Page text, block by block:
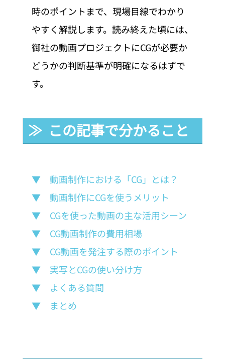
時のポイントまで、現場目線でわかり
やすく解説します。読み終えた頃には、
御社の動画プロジェクトにCGが必要か
どうかの判断基準が明確になるはずで
す。
≫  この記事で分かること
▼　動画制作における「CG」とは？
▼　動画制作にCGを使うメリット
▼　CGを使った動画の主な活用シーン
▼　CG動画制作の費用相場
▼　CG動画を発注する際のポイント
▼　実写とCGの使い分け方
▼　よくある質問
▼　まとめ